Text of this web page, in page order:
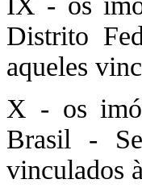
Distrito
aqueles
X - os
Brasil -
vinculados